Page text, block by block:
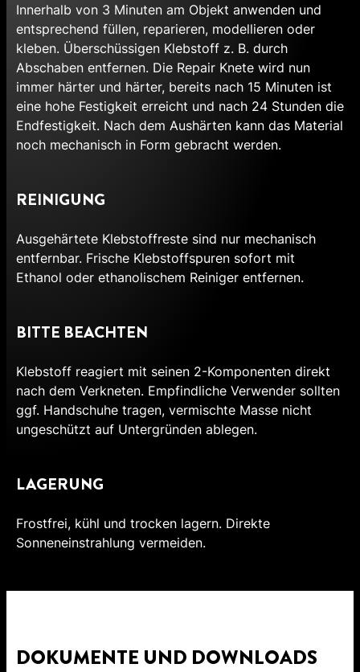
Innerhalb von 3 Minuten am Objekt anwenden und
entsprechend füllen, reparieren, modellieren oder
kleben. Überschüssigen Klebstoff z. B. durch
Abschaben entfernen. Die Repair Knete wird nun
immer härter und härter, bereits nach 15 Minuten ist
eine hohe Festigkeit erreicht und nach 24 Stunden die
Endfestigkeit. Nach dem Aushärten kann das Material
noch mechanisch in Form gebracht werden.
REINIGUNG
Ausgehärtete Klebstoffreste sind nur mechanisch
entfernbar. Frische Klebstoffspuren sofort mit
Ethanol oder ethanolischem Reiniger entfernen.
BITTE BEACHTEN
Klebstoff reagiert mit seinen 2-Komponenten direkt
nach dem Verkneten. Empfindliche Verwender sollten
ggf. Handschuhe tragen, vermischte Masse nicht
ungeschützt auf Untergründen ablegen.
LAGERUNG
Frostfrei, kühl und trocken lagern. Direkte
Sonneneinstrahlung vermeiden.
DOKUMENTE UND DOWNLOADS